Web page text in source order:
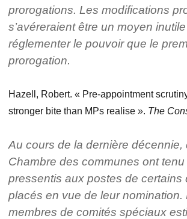
prorogations. Les modifications
s’avéreraient être un moyen
réglementer le pouvoir que le
prorogation.
Hazell, Robert. « Pre-appointment
stronger bite than MPs realise ». The
Au cours de la dernière
Chambre des communes ont
pressentis aux postes de
placés en vue de leur
membres de comités spéciaux